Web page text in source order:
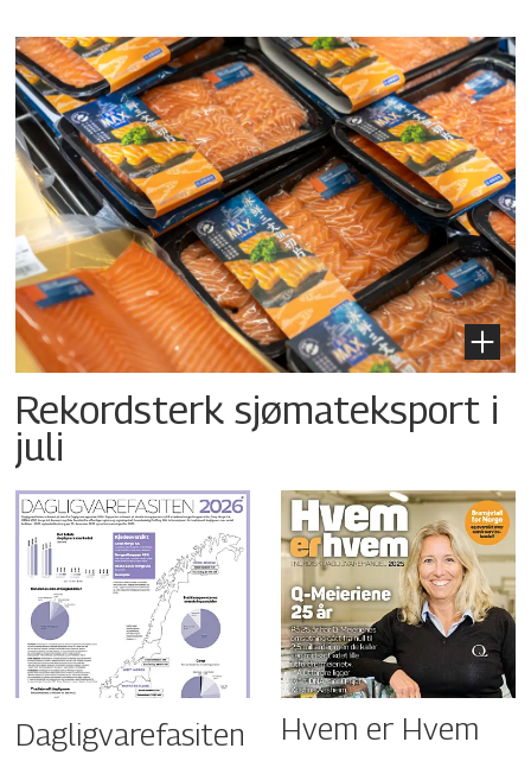
Rekordsterk sjømateksport i
juli
Dagligvarefasiten Hvem er Hvem